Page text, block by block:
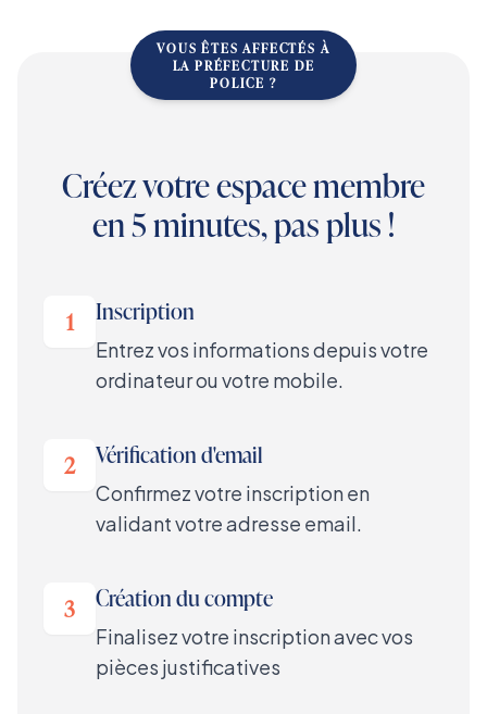
VOUS ÊTES AFFECTÉS À
LA PRÉFECTURE DE
POLICE ?
Créez votre espace membre
en 5 minutes, pas plus !
1 Inscription
Entrez vos informations depuis votre
ordinateur ou votre mobile.
2 Vérification d'email
Confirmez votre inscription en
validant votre adresse email.
3 Création du compte
Finalisez votre inscription avec vos
pièces justificatives